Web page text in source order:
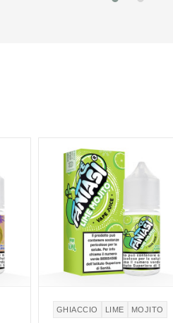
GHIACCIO LIME MOJITO